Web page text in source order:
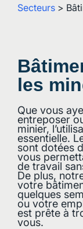
Secteurs >
les
Que vous
entreposer
minier,
essentielle.
sont dotées
vous
de travail
De plus,
votre
quelques
ou votre
est prête à
vous.